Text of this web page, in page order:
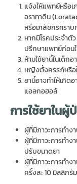
แจ้งให้แพทย์หรือ
อราทาดีน
หรือเภสัชกรทราบ
หากมีโรคประจำตั
ปรึกษาแพทย์ก่อน
ห้ามใช้ยานี้ในเด็ก
หญิงตั้งครรภ์หรือ
ยานี้อาจทำให้เกิด
แอลกอฮอล์
การใช้ยาใน
ผู้ที่มีภาวะการทำ
ผู้ที่มีภาวะการทำง
ปรับขนาดยา
ผู้ที่มีภาวะการทำ
ครั้งละ 10 มิลลิกรั